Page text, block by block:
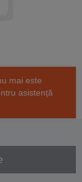
mai este
asistență